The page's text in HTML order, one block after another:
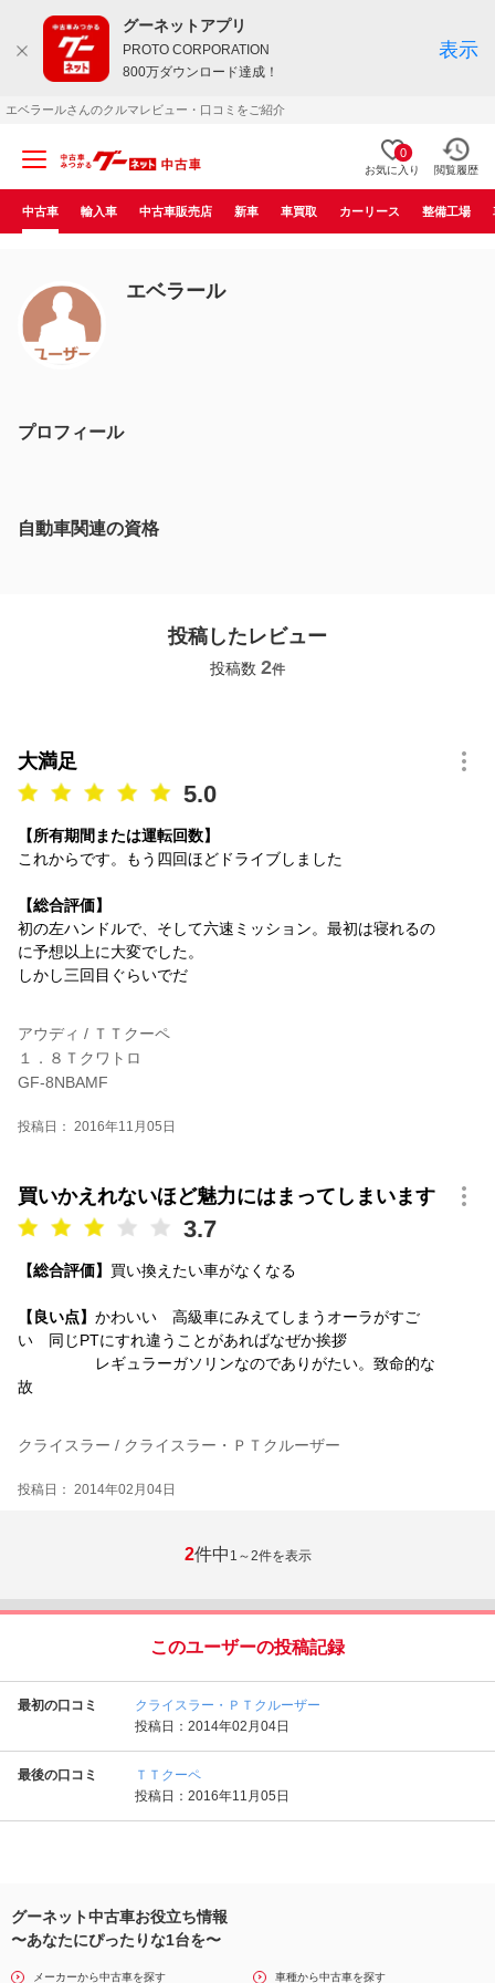
グーネットアプリ
PROTO CORPORATION
800万ダウンロード達成！
表示
エベラールさんのクルマレビュー・口コミをご紹介
0
お気に入り 閲覧履歴
中古車 輸入車 中古車販売店 新車 車買取 カーリース 整備工場
エベラール
プロフィール
自動車関連の資格
投稿したレビュー
投稿数 2件
大満足
5.0
【所有期間または運転回数】
これからです。もう四回ほどドライブしました
【総合評価】
初の左ハンドルで、そして六速ミッション。最初は寝れるの
に予想以上に大変でした。
しかし三回目ぐらいでだ
アウディ / ＴＴクーペ
１．８Ｔクワトロ
GF-8NBAMF
投稿日： 2016年11月05日
買いかえれないほど魅力にはまってしまいます
3.7
【総合評価】 買い換えたい車がなくなる
【良い点】 かわいい 高級車にみえてしまうオーラがすご
い 同じPTにすれ違うことがあればなぜか挨拶
レギュラーガソリンなのでありがたい。致命的な
故
クライスラー / クライスラー・ＰＴクルーザー
投稿日： 2014年02月04日
2件中 1～2件を表示
このユーザーの投稿記録
最初の口コミ
クライスラー・ＰＴクルーザー
投稿日：2014年02月04日
最後の口コミ
ＴＴクーペ
投稿日：2016年11月05日
グーネット中古車お役立ち情報
〜あなたにぴったりな1台を〜
メーカーから中古車を探す 車種から中古車を探す